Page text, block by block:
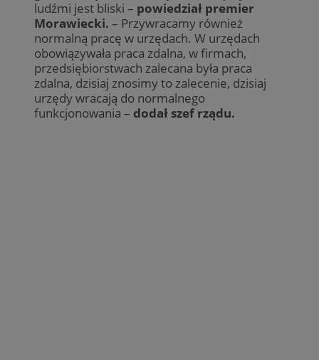
ludźmi jest bliski – powiedział premier
Morawiecki. – Przywracamy również
normalną pracę w urzędach. W urzędach
obowiązywała praca zdalna, w firmach,
przedsiębiorstwach zalecana była praca
zdalna, dzisiaj znosimy to zalecenie, dzisiaj
urzędy wracają do normalnego
funkcjonowania – dodał szef rządu.